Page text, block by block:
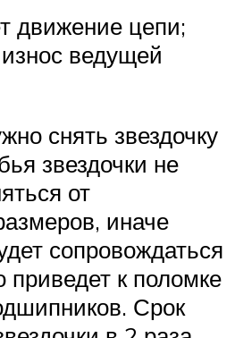
движение цепи;
ведущей
снять звездочку
звездочки не
от
иначе
сопровождаться
приведет к поломке
Срок